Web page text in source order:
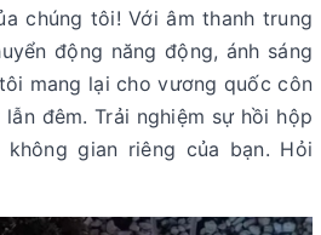
chúng tôi! Với âm thanh trung
động năng động, ánh sáng
mang lại cho vương quốc côn
đêm. Trải nghiệm sự hồi hộp
gian riêng của bạn. Hỏi